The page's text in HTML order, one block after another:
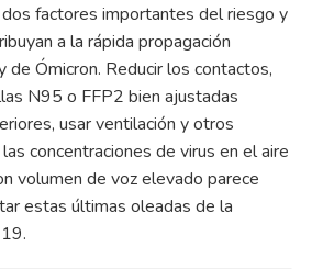
factores importantes del riesgo y
a la rápida propagación
Ómicron. Reducir los contactos,
N95 o FFP2 bien ajustadas
usar ventilación y otros
concentraciones de virus en el aire
volumen de voz elevado parece
estas últimas oleadas de la